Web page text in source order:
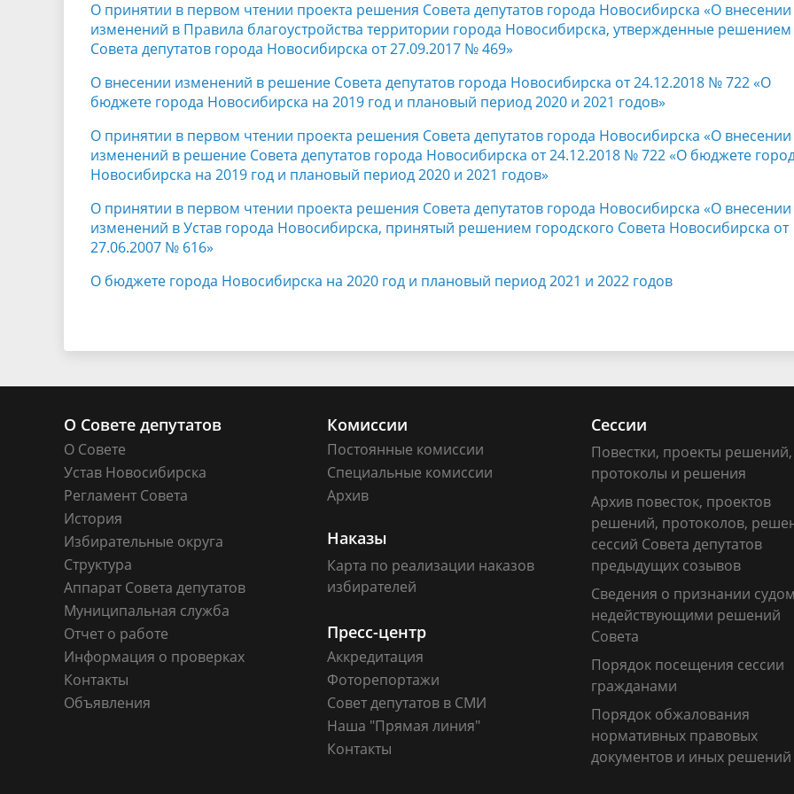
О принятии в первом чтении проекта решения Совета депутатов города Новосибирска «О внесении
изменений в Правила благоустройства территории города Новосибирска, утвержденные решением
Совета депутатов города Новосибирска от 27.09.2017 № 469»
О внесении изменений в решение Совета депутатов города Новосибирска от 24.12.2018 № 722 «О
бюджете города Новосибирска на 2019 год и плановый период 2020 и 2021 годов»
О принятии в первом чтении проекта решения Совета депутатов города Новосибирска «О внесении
изменений в решение Совета депутатов города Новосибирска от 24.12.2018 № 722 «О бюджете
Новосибирска на 2019 год и плановый период 2020 и 2021 годов»
О принятии в первом чтении проекта решения Совета депутатов города Новосибирска «О внесении
изменений в Устав города Новосибирска, принятый решением городского Совета Новосибирска от
27.06.2007 № 616»
О бюджете города Новосибирска на 2020 год и плановый период 2021 и 2022 годов
О Совете депутатов
О Совете
Устав Новосибирска
Регламент Совета
История
Избирательные округа
Структура
Аппарат Совета депутатов
Муниципальная служба
Отчет о работе
Информация о проверках
Контакты
Объявления
Комиссии
Постоянные комиссии
Специальные комиссии
Архив
Сессии
Повестки, проекты решений,
протоколы и решения
Архив повесток, проектов
решений, протоколов,
сессий Совета депутатов
предыдущих созывов
Сведения о признании
недействующими решений
Совета
Порядок посещения сессии
гражданами
Порядок обжалования
нормативных правовых
документов и иных решений
Наказы
Карта по реализации наказов
избирателей
Пресс-центр
Аккредитация
Фоторепортажи
Совет депутатов в СМИ
Наша "Прямая линия"
Контакты